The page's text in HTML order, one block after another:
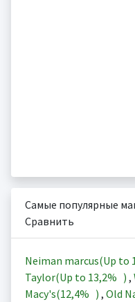
Самые популярные
Сравнить
Neiman marcus(Up to
Taylor(Up to 13,2% ) ,
Macy's(12,4% ) , Old